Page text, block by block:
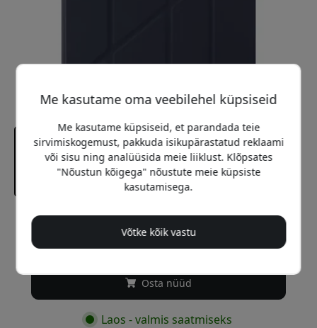
59.99 EUR
Osta nüüd
Laos - valmis saatmiseks
Me kasutame oma veebilehel küpsiseid
Me kasutame küpsiseid, et parandada teie
sirvimiskogemust, pakkuda isikupärastatud reklaami
või sisu ning analüüsida meie liiklust. Klõpsates
"Nõustun kõigega" nõustute meie küpsiste
kasutamisega.
Võtke kõik vastu